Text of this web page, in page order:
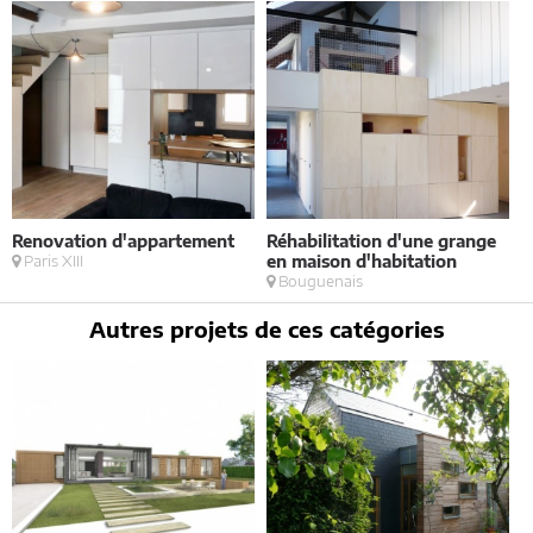
Renovation d'appartement
Paris XIII
Réhabilitation d'une grange
en maison d'habitation
Bouguenais
Autres projets de ces catégories